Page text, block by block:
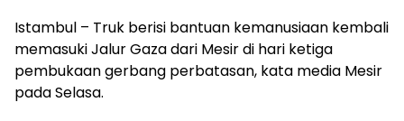
Istambul – Truk berisi bantuan kemanusiaan kembali
memasuki Jalur Gaza dari Mesir di hari ketiga
pembukaan gerbang perbatasan, kata media Mesir
pada Selasa.